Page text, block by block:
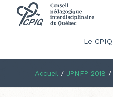
Le CPIQ
Accueil / JPNFP 2018 /